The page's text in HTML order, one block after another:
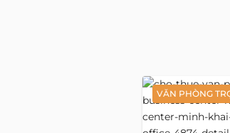
Äá»‹a
W Business Center- 100 Nguyễn Thị
trọng của thành phố, gần góc giao
Gòn view trên cao ở cự ly thật gần,
Độc Lập và công viên Tao Đàn kế